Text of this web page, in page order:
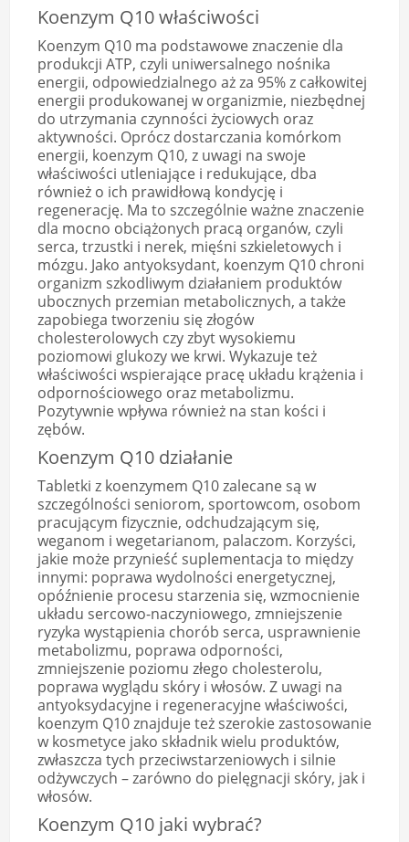
Koenzym Q10 właściwości
Koenzym Q10 ma podstawowe znaczenie dla
produkcji ATP, czyli uniwersalnego nośnika
energii, odpowiedzialnego aż za 95% z całkowitej
energii produkowanej w organizmie, niezbędnej
do utrzymania czynności życiowych oraz
aktywności. Oprócz dostarczania komórkom
energii, koenzym Q10, z uwagi na swoje
właściwości utleniające i redukujące, dba
również o ich prawidłową kondycję i
regenerację. Ma to szczególnie ważne znaczenie
dla mocno obciążonych pracą organów, czyli
serca, trzustki i nerek, mięśni szkieletowych i
mózgu. Jako antyoksydant, koenzym Q10 chroni
organizm szkodliwym działaniem produktów
ubocznych przemian metabolicznych, a także
zapobiega tworzeniu się złogów
cholesterolowych czy zbyt wysokiemu
poziomowi glukozy we krwi. Wykazuje też
właściwości wspierające pracę układu krążenia i
odpornościowego oraz metabolizmu.
Pozytywnie wpływa również na stan kości i
zębów.
Koenzym Q10 działanie
Tabletki z koenzymem Q10 zalecane są w
szczególności seniorom, sportowcom, osobom
pracującym fizycznie, odchudzającym się,
weganom i wegetarianom, palaczom. Korzyści,
jakie może przynieść suplementacja to między
innymi: poprawa wydolności energetycznej,
opóźnienie procesu starzenia się, wzmocnienie
układu sercowo-naczyniowego, zmniejszenie
ryzyka wystąpienia chorób serca, usprawnienie
metabolizmu, poprawa odporności,
zmniejszenie poziomu złego cholesterolu,
poprawa wyglądu skóry i włosów. Z uwagi na
antyoksydacyjne i regeneracyjne właściwości,
koenzym Q10 znajduje też szerokie zastosowanie
w kosmetyce jako składnik wielu produktów,
zwłaszcza tych przeciwstarzeniowych i silnie
odżywczych – zarówno do pielęgnacji skóry, jak i
włosów.
Koenzym Q10 jaki wybrać?